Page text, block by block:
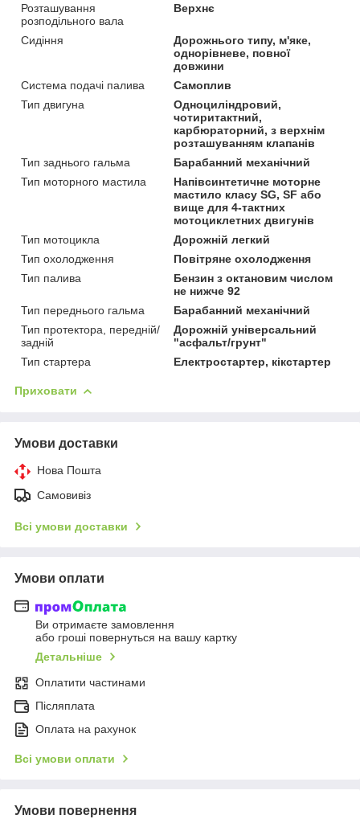
Розташування
розподільного вала
Верхнє
Сидіння
Дорожнього типу, м'яке,
однорівневе, повної
довжини
Система подачі палива
Самоплив
Тип двигуна
Одноциліндровий,
чотиритактний,
карбюраторний, з верхнім
розташуванням клапанів
Тип заднього гальма
Барабанний механічний
Тип моторного мастила
Напівсинтетичне моторне
мастило класу SG, SF або
вище для 4-тактних
мотоциклетних двигунів
Тип мотоцикла
Дорожній легкий
Тип охолодження
Повітряне охолодження
Тип палива
Бензин з октановим числом
не нижче 92
Тип переднього гальма
Барабанний механічний
Тип протектора, передній/
задній
Дорожній універсальний
"асфальт/грунт"
Тип стартера
Електростартер, кікстартер
Приховати
Умови доставки
Нова Пошта
Самовивіз
Всі умови доставки
Умови оплати
Ви отримаєте замовлення
або гроші повернуться на вашу картку
Детальніше
Оплатити частинами
Післяплата
Оплата на рахунок
Всі умови оплати
Умови повернення